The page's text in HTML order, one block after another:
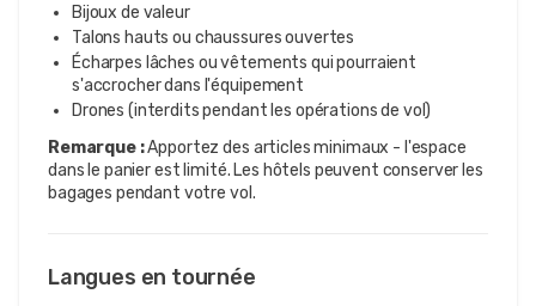
Bijoux de valeur
Talons hauts ou chaussures ouvertes
Écharpes lâches ou vêtements qui pourraient
s'accrocher dans l'équipement
Drones (interdits pendant les opérations de vol)
Remarque :Apportez des articles minimaux - l'espace
dans le panier est limité. Les hôtels peuvent conserver les
bagages pendant votre vol.
Langues en tournée